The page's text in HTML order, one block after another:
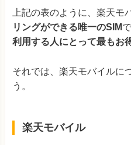
上記の表のように、楽天モ
リングができる唯一のSIMで
利用する人にとって最もお
それでは、楽天モバイルに
う。
楽天モバイル